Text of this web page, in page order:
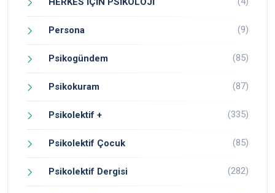
Persona (9)
Psikogündem (85)
Psikokuram (87)
Psikolektif + (335)
Psikolektif Çocuk (85)
Psikolektif Dergisi (282)